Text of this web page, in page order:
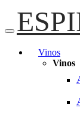
Vinos
Vinos